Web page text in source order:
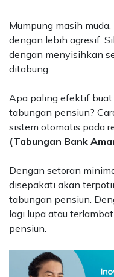
Mumpung masih
dengan lebih agresif.
dengan menyisihkan
ditabung.
Apa paling efektif
tabungan pensiun?
sistem otomatis pada
(Tabungan Bank
Dengan setoran
disepakati akan
tabungan pensiun.
lagi lupa atau
pensiun.